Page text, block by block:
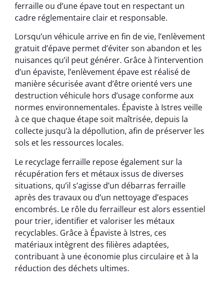
ferraille ou d’une épave tout en respectant un
cadre réglementaire clair et responsable.
Lorsqu’un véhicule arrive en fin de vie, l’enlèvement
gratuit d’épave permet d’éviter son abandon et les
nuisances qu’il peut générer. Grâce à l’intervention
d’un épaviste, l’enlèvement épave est réalisé de
manière sécurisée avant d’être orienté vers une
destruction véhicule hors d’usage conforme aux
normes environnementales. Épaviste à Istres veille
à ce que chaque étape soit maîtrisée, depuis la
collecte jusqu’à la dépollution, afin de préserver les
sols et les ressources locales.
Le recyclage ferraille repose également sur la
récupération fers et métaux issus de diverses
situations, qu’il s’agisse d’un débarras ferraille
après des travaux ou d’un nettoyage d’espaces
encombrés. Le rôle du ferrailleur est alors essentiel
pour trier, identifier et valoriser les métaux
recyclables. Grâce à Épaviste à Istres, ces
matériaux intègrent des filières adaptées,
contribuant à une économie plus circulaire et à la
réduction des déchets ultimes.